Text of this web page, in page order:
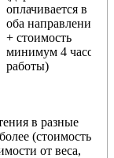
оплачивается в
оба направления
+ стоимость
минимум 4 часов
работы)
в разные
(стоимость
от веса,